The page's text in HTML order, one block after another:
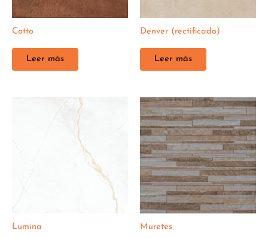
Cotto
Leer más
Denver (rectificado)
Leer más
Lumina Muretes